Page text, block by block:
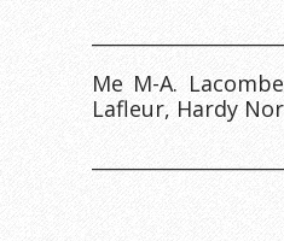
Me M-A.
Lafleur, Hardy